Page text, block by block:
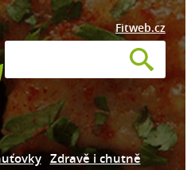
Fitweb.cz
Zdravě i chutně